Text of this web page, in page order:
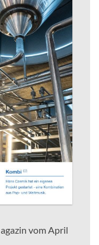
vom April